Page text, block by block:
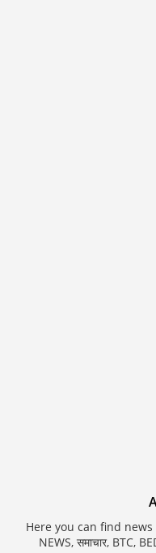
Here you can find news
NEWS, समाचार, BTC,